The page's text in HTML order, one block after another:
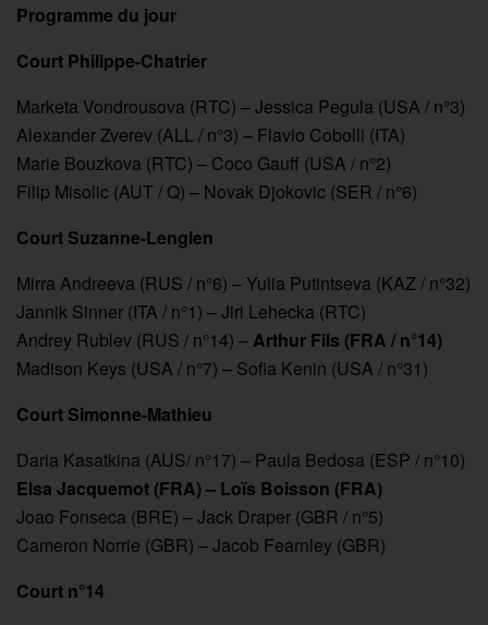
Programme du jour
Court Philippe-Chatrier
Marketa Vondrousova (RTC) – Jessica Pegula (USA / n°3)
Alexander Zverev (ALL / n°3) – Flavio Cobolli (ITA)
Marie Bouzkova (RTC) – Coco Gauff (USA / n°2)
Filip Misolic (AUT / Q) – Novak Djokovic (SER / n°6)
Court Suzanne-Lenglen
Mirra Andreeva (RUS / n°6) – Yulia Putintseva (KAZ / n°32)
Jannik Sinner (ITA / n°1) – Jiri Lehecka (RTC)
Andrey Rublev (RUS / n°14) – Arthur Fils (FRA / n°14)
Madison Keys (USA / n°7) – Sofia Kenin (USA / n°31)
Court Simonne-Mathieu
Daria Kasatkina (AUS/ n°17) – Paula Bedosa (ESP / n°10)
Elsa Jacquemot (FRA) – Loïs Boisson (FRA)
Joao Fonseca (BRE) – Jack Draper (GBR / n°5)
Cameron Norrie (GBR) – Jacob Fearnley (GBR)
Court n°14